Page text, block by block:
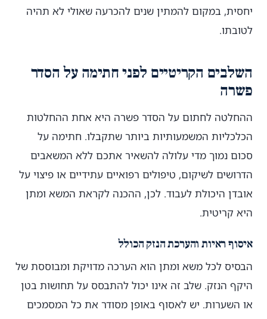
יחסית, במקום להמתין שנים להכרעה שאולי לא תהיה
לטובתו.
השלבים הקריטיים לפני חתימה על הסדר
פשרה
ההחלטה לחתום על הסדר פשרה היא אחת ההחלטות
הכלכליות המשמעותיות ביותר שתקבלו. חתימה על
סכום נמוך מדי עלולה להשאיר אתכם ללא המשאבים
הדרושים לשיקום, טיפולים רפואיים עתידיים או פיצוי על
אובדן היכולת לעבוד. לכן, ההכנה לקראת המשא ומתן
היא קריטית.
איסוף ראיות והערכת הנזק הכולל
הבסיס לכל משא ומתן הוא הערכה מדויקת ומבוססת של
היקף הנזק. שלב זה אינו יכול להתבסס על תחושות בטן
או השערות. יש לאסוף באופן מסודר את כל המסמכים